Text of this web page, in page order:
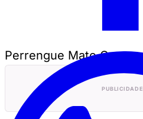
Perrengue Mato Grosso
PUBLICIDADE